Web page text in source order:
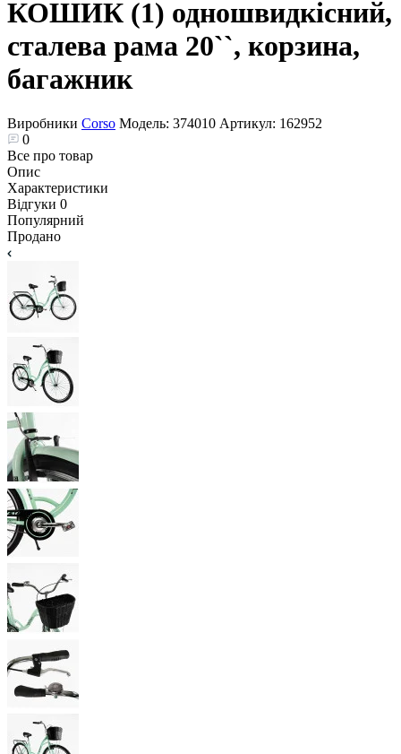
КОШИК (1) одношвидкісний,
сталева рама 20``, корзина,
багажник
Виробники Corso Модель: 374010 Артикул: 162952
0
Все про товар
Опис
Характеристики
Відгуки 0
Популярний
Продано